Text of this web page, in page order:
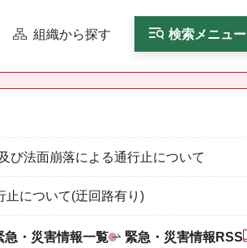
組織から探す 検索メニュー
び法面崩落による通行止について
止について(迂回路有り)
急・災害情報一覧 緊急・災害情報RSS